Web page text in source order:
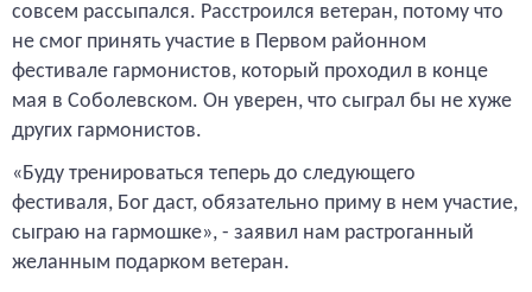
совсем рассыпался. Расстроился ветеран, потому что
не смог принять участие в Первом районном
фестивале гармонистов, который проходил в конце
мая в Соболевском. Он уверен, что сыграл бы не хуже
других гармонистов.
«Буду тренироваться теперь до следующего
фестиваля, Бог даст, обязательно приму в нем участие,
сыграю на гармошке», - заявил нам растроганный
желанным подарком ветеран.